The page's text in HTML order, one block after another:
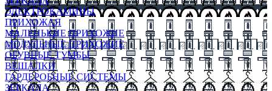
ЭЛЕКТРОКАМИНЫ
ПРИХОЖАЯ
МАЛЕНЬКИЕ ПРИХОЖИЕ
МОДУЛЬНЫЕ ПРИХОЖИЕ
ОБУВНЫЕ ТУМБЫ
ВЕШАЛКИ
ГАРДЕРОБНЫЕ СИСТЕМЫ
ЗЕРКАЛА